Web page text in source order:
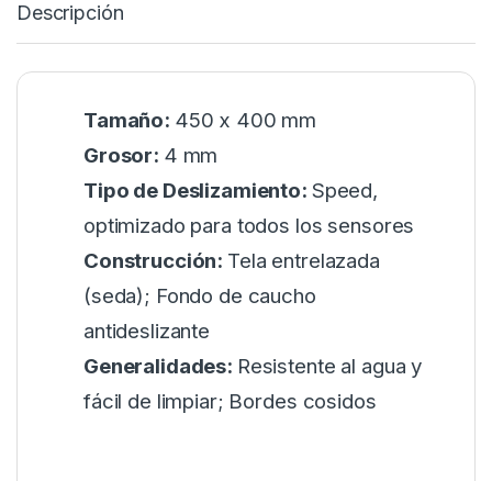
Descripción
Tamaño: 450 x 400 mm
Grosor: 4 mm
Tipo de Deslizamiento: Speed,
optimizado para todos los sensores
Construcción: Tela entrelazada
(seda); Fondo de caucho
antideslizante
Generalidades: Resistente al agua y
fácil de limpiar; Bordes cosidos